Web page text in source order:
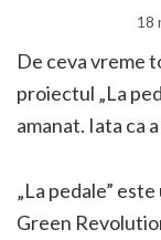
18
De ceva vreme
proiectul „La
amanat. Iata ca
„La pedale”
Green